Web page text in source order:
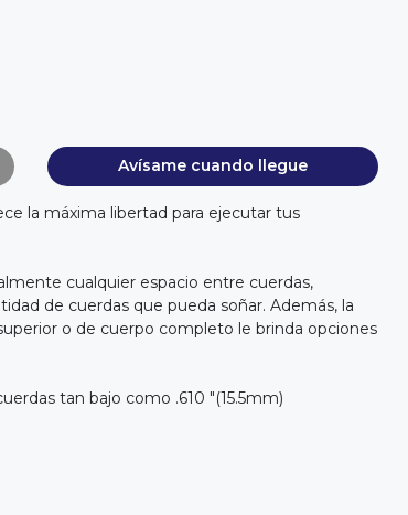
Avísame cuando llegue
la máxima libertad para ejecutar tus
cualquier espacio entre cuerdas,
de cuerdas que pueda soñar. Además, la
o de cuerpo completo le brinda opciones
tan bajo como .610 "(15.5mm)